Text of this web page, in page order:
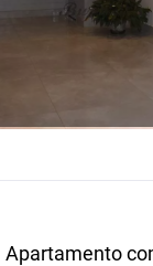
Apartamento